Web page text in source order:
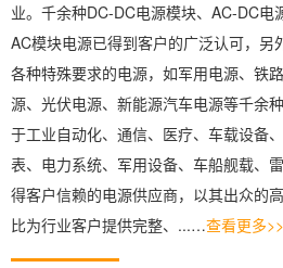
业。千余种DC-DC电源模块、AC-DC电
AC模块电源已得到客户的广泛认可，另
各种特殊要求的电源，如军用电源、铁
源、光伏电源、新能源汽车电源等千余
于工业自动化、通信、医疗、车载设备
表、电力系统、军用设备、车船舰载、
得客户信赖的电源供应商，以其出众的
比为行业客户提供完整、...…查看更多>>